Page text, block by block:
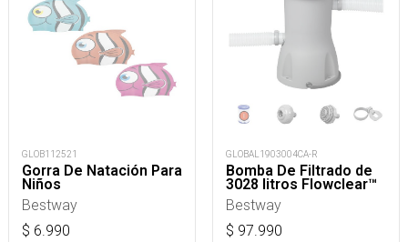
GLOB112521
Gorra De Natación Para
Niños
Bestway
$ 6.990
GLOBAL1903004CA-R
Bomba De Filtrado de
3028 litros Flowclear™
Bestway
$ 97.990